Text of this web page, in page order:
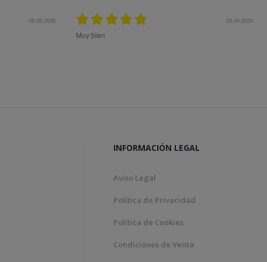
12.11.2025
Bon tracte, molta rapidesa en la gestió de la comanda.
INFORMACIÓN LEGAL
Aviso Legal
Política de Privacidad
Política de Cookies
Condiciones de Venta